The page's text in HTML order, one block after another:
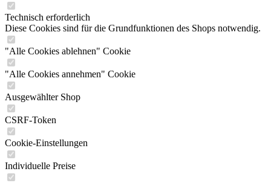
Technisch erforderlich
Diese Cookies sind für die Grundfunktionen des Shops notwendig.
"Alle Cookies ablehnen" Cookie
"Alle Cookies annehmen" Cookie
Ausgewählter Shop
CSRF-Token
Cookie-Einstellungen
Individuelle Preise